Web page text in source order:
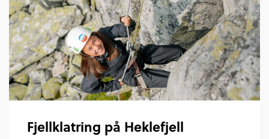
Fjellklatring på Heklefjell